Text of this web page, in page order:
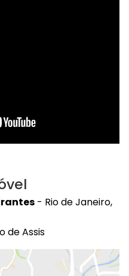
- Rio de Janeiro,
de Assis